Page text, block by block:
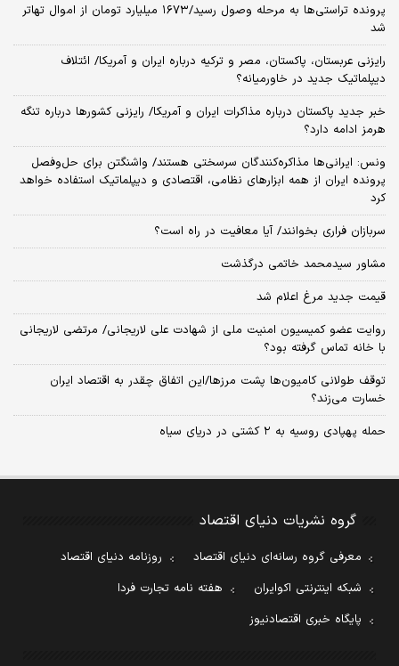
پرونده تراستی‌ها به مرحله وصول رسید/۱۶۷۳ میلیارد تومان از اموال تهاتر
شد
رایزنی عربستان، پاکستان، مصر و ترکیه درباره ایران و آمریکا/ ائتلاف
دیپلماتیک جدید در خاورمیانه؟
خبر جدید پاکستان درباره مذاکرات ایران و آمریکا/ رایزنی کشورها درباره تنگه
هرمز ادامه دارد؟
ونس: ایرانی‌ها مذاکره‌کنندگان سرسختی هستند/ واشنگتن برای حل‌وفصل
پرونده ایران از همه ابزارهای نظامی، اقتصادی و دیپلماتیک استفاده خواهد
کرد
سربازان فراری بخوانند/ آیا معافیت در راه است؟
مشاور سیدمحمد خاتمی درگذشت
قیمت جدید مرغ اعلام شد
روایت عضو کمیسیون امنیت ملی از شهادت علی لاریجانی/ مرتضی لاریجانی
با خانه تماس گرفته بود؟
توقف طولانی کامیون‌ها پشت مرزها/این اتفاق چقدر به اقتصاد ایران
خسارت می‌زند؟
حمله پهپادی روسیه به ۲ کشتی در دریای سیاه
گروه نشریات دنیای اقتصاد
معرفی گروه رسانه‌ای دنیای اقتصاد
روزنامه دنیای اقتصاد
شبکه اینترنتی اکوایران
هفته نامه تجارت فردا
پایگاه خبری اقتصادنیوز